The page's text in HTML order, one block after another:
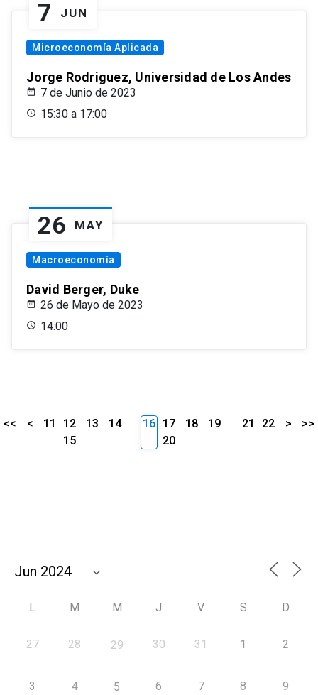
7 JUN
Microeconomía Aplicada
Jorge Rodriguez, Universidad de Los Andes
7 de Junio de 2023
15:30 a 17:00
26 MAY
Macroeconomía
David Berger, Duke
26 de Mayo de 2023
14:00
<< < 11 12 13
14
15
16 17 18
19
20
21 22 > >>
L M M J V S D
27 28 29 30 31 1 2
3 4 5 6 7 8 9